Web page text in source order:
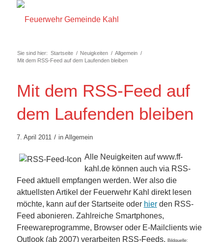
Sie sind hier: Startseite / Neuigkeiten / Allgemein /
Mit dem RSS-Feed auf dem Laufenden bleiben
Mit dem RSS-Feed auf
dem Laufenden bleiben
7. April 2011 / in Allgemein
Alle Neuigkeiten auf www.ff-
kahl.de können auch via RSS-
Feed aktuell empfangen werden. Wer also die
aktuellsten Artikel der Feuerwehr Kahl direkt lesen
möchte, kann auf der Startseite oder hierden RSS-
Feed abonieren. Zahlreiche Smartphones,
Freewareprogramme, Browser oder E-Mailclients wie
Outlook (ab 2007) verarbeiten RSS-Feeds. Bildquelle: